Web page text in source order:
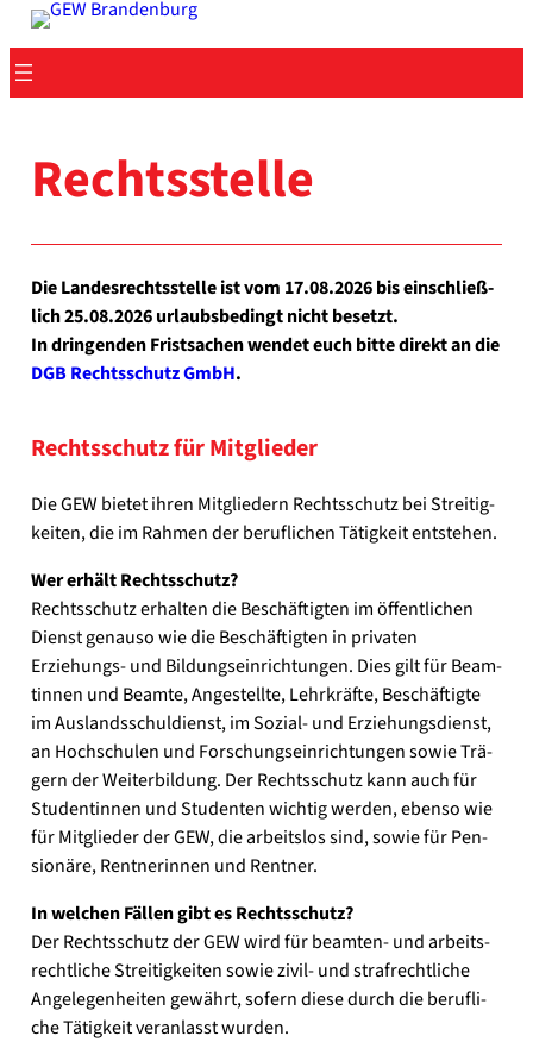
Zum
Inhalt
springen
Rechts­stel­le
Die Lan­des­rechts­stel­le ist vom 17.08.2026 bis ein­schließ­
lich 25.08.2026 urlaubs­be­dingt nicht besetzt.
In drin­gen­den Frist­sa­chen wen­det euch bit­te direkt an die
DGB Rechts­schutz GmbH.
Rechts­schutz für Mit­glie­der
Die GEW bie­tet ihren Mit­glie­dern Rechts­schutz bei Strei­tig­
kei­ten, die im Rah­men der beruf­li­chen Tätig­keit ent­ste­hen.
Wer erhält Rechts­schutz?
Rechts­schutz erhal­ten die Beschäf­tig­ten im öffent­li­chen
Dienst genau­so wie die Beschäf­tig­ten in pri­va­ten
Erziehungs- und Bil­dungs­ein­rich­tun­gen. Dies gilt für Beam­
tin­nen und Beam­te, Ange­stell­te, Lehr­kräf­te, Beschäf­tig­te
im Aus­lands­schul­dienst, im Sozial- und Erzie­hungs­dienst,
an Hoch­schu­len und For­schungs­ein­rich­tun­gen sowie Trä­
gern der Wei­ter­bil­dung. Der Rechts­schutz kann auch für
Stu­den­tin­nen und Stu­den­ten wich­tig wer­den, eben­so wie
für Mit­glie­der der GEW, die arbeits­los sind, sowie für Pen­
sio­nä­re, Rent­ne­rin­nen und Rent­ner.
In wel­chen Fäl­len gibt es Rechts­schutz?
Der Rechts­schutz der GEW wird für beamten- und arbeits­
recht­li­che Strei­tig­kei­ten sowie zivil- und straf­recht­li­che
Ange­le­gen­hei­ten gewährt, sofern die­se durch die beruf­li­
che Tätig­keit ver­an­lasst wur­den.